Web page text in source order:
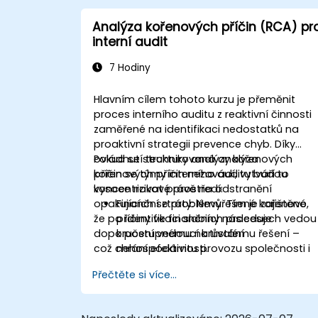
Analýza kořenových příčin (RCA)
interní audit
7 Hodiny
Hlavním cílem tohoto kurzu je přeměnit
proces interního auditu z reaktivní činnosti
zaměřené na identifikaci nedostatků na
proaktivní strategii prevence chyb. Díky
ovládnutí techniky analýzy kořenových
příčin se týmy interního auditu budou
koncentrovat právě na odstranění
opakujících se problémů. Tím je zajištěno,
že po identifikaci slabiny následuje
doporučení vedoucí k trvalému řešení –
což chrání efektivitu provozu společnosti i
Pokud se strukturovaná analýza
kořenových příčin nezavádí, vytváří to
vysoce rizikové prostředí:
Finanční ztráty:Nevyřešené kořenové
příčiny ve finančních procesech vedou
k postupnému narůstání
nehospodárnosti.
více času opakovanému auditu
stejných nedostatků, místo aby se
Přečtěte si více...